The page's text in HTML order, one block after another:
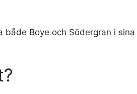
både Boye och Södergran i sina